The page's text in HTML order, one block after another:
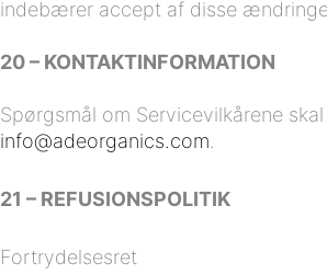
indebærer accept af disse
20 – KONTAKTINFORMATION
Spørgsmål om Servicevilkårene
info@adeorganics.com
21 – REFUSIONSPOLITIK
Fortrydelsesret